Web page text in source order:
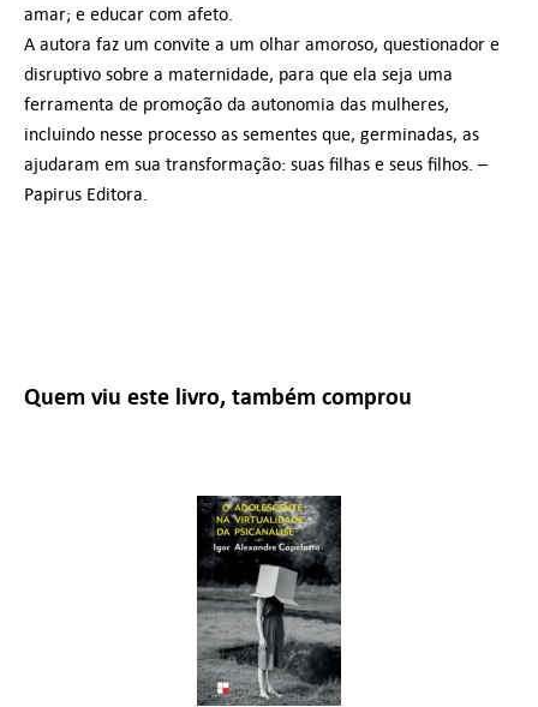
amar; e educar com afeto.
A autora faz um convite a um olhar amoroso, questionador e
disruptivo sobre a maternidade, para que ela seja uma
ferramenta de promoção da autonomia das mulheres,
incluindo nesse processo as sementes que, germinadas, as
ajudaram em sua transformação: suas filhas e seus filhos. –
Papirus Editora.
Quem viu este livro, também comprou